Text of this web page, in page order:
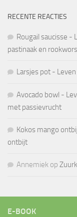
RECENTE REACTIES
Rougail saucisse -
pastinaak en
Larsjes pot -
Avocado bowl -
met passievrucht
Kokos mango
ontbijt
Annemiek op
E-BOOK